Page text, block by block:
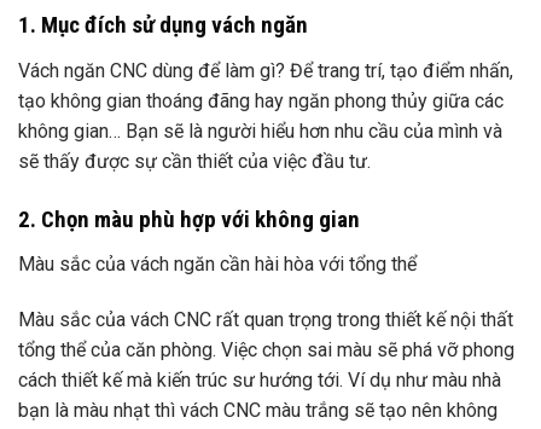
1. Mục đích sử dụng vách ngăn
Vách ngăn CNC dùng để làm gì? Để trang trí, tạo điểm nhấn,
tạo không gian thoáng đãng hay ngăn phong thủy giữa các
không gian… Bạn sẽ là người hiểu hơn nhu cầu của mình và
sẽ thấy được sự cần thiết của việc đầu tư.
2. Chọn màu phù hợp với không gian
Màu sắc của vách ngăn cần hài hòa với tổng thể
Màu sắc của vách CNC rất quan trọng trong thiết kế nội thất
tổng thể của căn phòng. Việc chọn sai màu sẽ phá vỡ phong
cách thiết kế mà kiến ​​trúc sư hướng tới. Ví dụ như màu nhà
bạn là màu nhạt thì vách CNC màu trắng sẽ tạo nên không